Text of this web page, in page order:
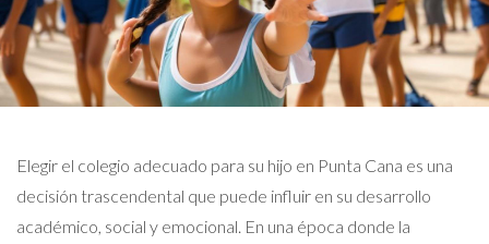
Elegir el colegio adecuado para su hijo en Punta Cana es una
decisión trascendental que puede influir en su desarrollo
académico, social y emocional. En una época donde la